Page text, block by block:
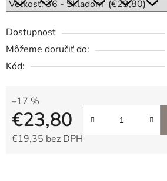
Dostupnosť
Môžeme doručiť do:
Kód:
–17 %
€23,80
€19,35 bez DPH